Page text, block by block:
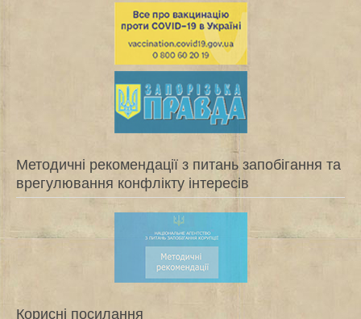
Методичні рекомендації з питань запобігання та
врегулювання конфлікту інтересів
Корисні посилання